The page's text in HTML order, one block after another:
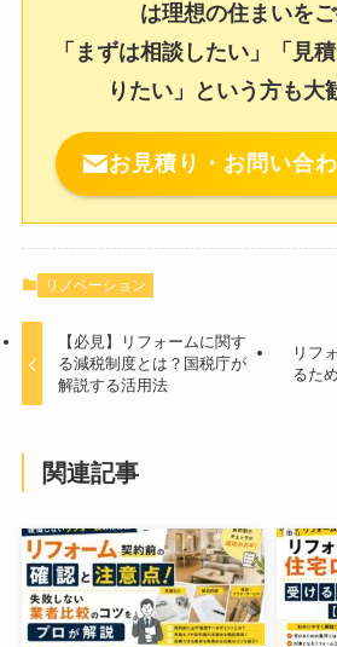
は理想の住まいをご
「まずは相談したい」「見
りたい」という方も大
お見積り・お問い合
リノベーション
【必見】リフォームに関す
る減税制度とは？国税庁が
解説する活用法
リフ
るた
関連記事